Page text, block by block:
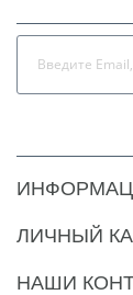
ЛИЧНЫЙ
НАШИ